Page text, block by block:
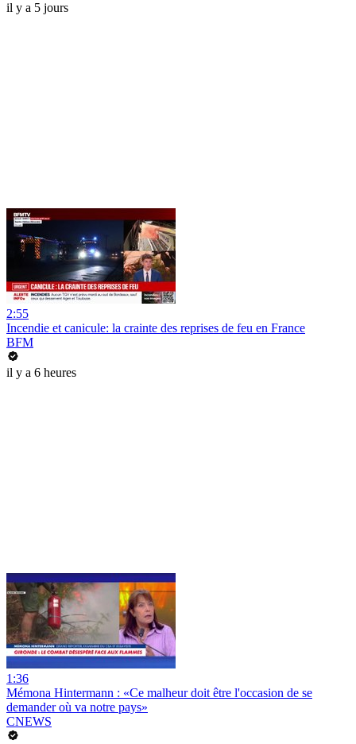
il y a 5 jours
2:55
Incendie et canicule: la crainte des reprises de feu en France
BFM
il y a 6 heures
1:36
Mémona Hintermann : «Ce malheur doit être l'occasion de se
demander où va notre pays»
CNEWS